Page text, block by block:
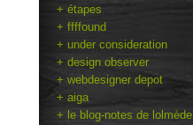
+ étapes
+ ffffound
+ under consideration
+ design observer
+ webdesigner depot
+ aiga
+ le blog-notes de lolmède